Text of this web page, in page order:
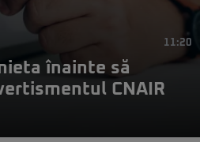
11:20
înainte să
CNAIR